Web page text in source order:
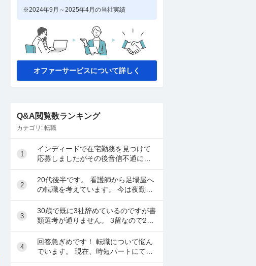
※2024年9月～2025年4月の当社実績
オファーサービスについて詳しく
Q&A閲覧数ランキング
カテゴリ: 転職
1
インディードで在宅勤務を見つけて
応募しましたがその後音信不通にな
りました。 リモート面談の日も決ま
ってました。 リクルーティングソリ
ューションという会...
2
20代後半です。 看護師から足場屋へ
の転職を考えています。 今は夜勤を
月に5、6回行い手取り28万程度です
が昇給が年1000円のため将来に不安
があります。...
3
30歳で既に3社辞めているのですが書
類選考が通りません。 3留なので25
歳から社会人スタートとなり2年2年1
年で辞めてしまいました。全部SES
のITエンジ...
4
回答急ぎめです！ 転職について悩ん
でいます。 現在、時短パートにて就
業しています。 時給は高くなく県の